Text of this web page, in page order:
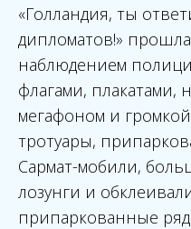
«Голландия, ты
дипломатов!»
наблюдением
флагами, плакатами,
мегафоном и
тротуары,
Сармат-мобили,
лозунги и
припаркованные